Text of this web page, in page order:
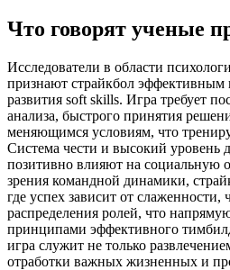
Что говорят ученые
Исследователи в области
признают страйкбол эффективным
развития soft skills. Игра требует
анализа, быстрого принятия
меняющимся условиям, что
Система чести и высокий уровень
позитивно влияют на социальную
зрения командной динамики,
где успех зависит от
распределения ролей, что
принципами эффективного
игра служит не только
отработки важных жизненных и